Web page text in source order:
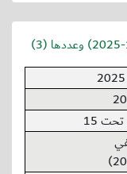
) وعددها (3)
15